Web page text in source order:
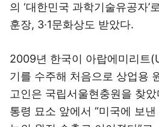
의 ‘대한민국 과학기술유공자’
훈장, 3·1문화상도 받았다.
2009년 한국이 아랍에미리트
기를 수주해 처음으로 상업용
고인은 국립서울현충원을 찾
통령 묘소 앞에서 “미국에 보